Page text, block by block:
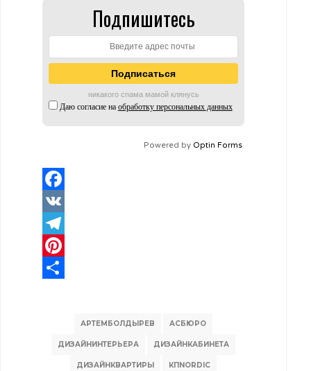
Подпишитесь
никакого спама мамой клянусь
Даю согласие на обработку персональных данных
Powered by Optin Forms
Facebook
VK
Telegram
Pinterest
АРТЕМБОЛДЫРЕВ АСБЮРО
ДИЗАЙНИНТЕРЬЕРА ДИЗАЙНКАБИНЕТА
ДИЗАЙНКВАРТИРЫ КПNORDIC